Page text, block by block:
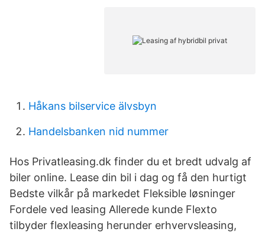
Håkans bilservice älvsbyn
Handelsbanken nid nummer
Hos Privatleasing.dk finder du et bredt udvalg af
biler online. Lease din bil i dag og få den hurtigt
Bedste vilkår på markedet Fleksible løsninger
Fordele ved leasing Allerede kunde Flexto
tilbyder flexleasing herunder erhvervsleasing,